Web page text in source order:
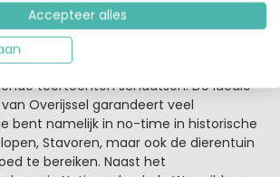
overdekte zwembad, werp een
van de visvijvers, of maak kennis
Ook in de winter, wanneer het
is dit park een aanrader. Je kunt
toertochten schaatsen. De ideale
Overijssel garandeert veel
bent namelijk in no-time in historische
Stavoren, maar ook de dierentuin
te bereiken. Naast het
Accepteer alles